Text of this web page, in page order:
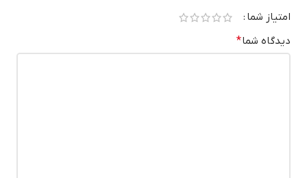
امتیاز شما
دیدگاه شما*